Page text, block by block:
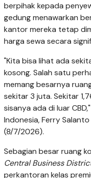
berpihak kepada
gedung menawarkan
kantor mereka tetap
harga sewa secara
"Kita bisa lihat ada
kosong. Salah satu
memang besarnya
sekitar 3 juta. Sekitar
sisanya ada di luar
Indonesia, Ferry
(8/7/2026).
Sebagian besar ruang
Central Business
perkantoran kelas